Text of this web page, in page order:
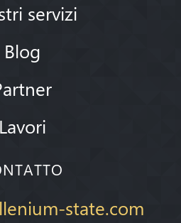
servizi
Blog
Lavori
state.com